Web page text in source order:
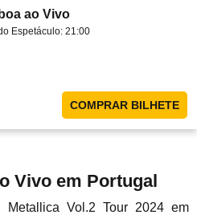
ao Vivo
Espetáculo: 21:00
COMPRAR BILHETE
Vivo em Portugal
Vol.2 Tour 2024 em